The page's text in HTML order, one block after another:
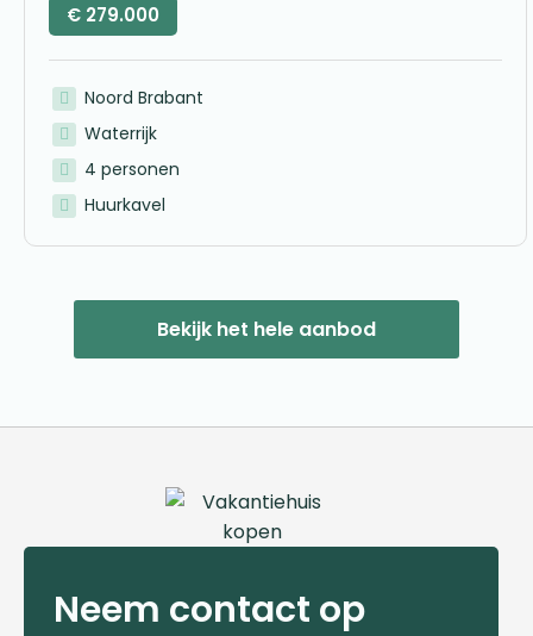
€ 279.000
Noord Brabant
Waterrijk
4 personen
Huurkavel
Bekijk het hele aanbod
Neem contact op